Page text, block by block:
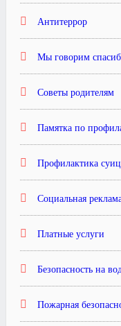
Антитеррор
Мы говорим
Советы родителям
Памятка по
Профилактика
Социальная
Платные услуги
Безопасность на
Пожарная